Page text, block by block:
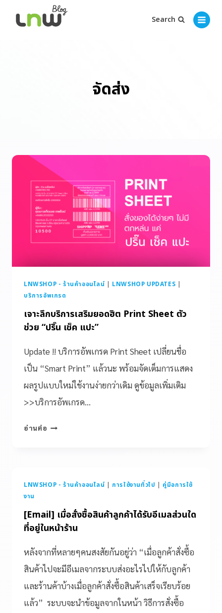
Search
จัดส่ง
LNWSHOP - ร้านค้าออนไลน์ | LNWSHOP UPDATES |
บริการอัพเกรด
เจาะลึกบริการเสริมยอดฮิต Print Sheet ตัว
ช่วย “ปริ๊น เช็ค แปะ”
Update !! บริการอัพเกรด Print Sheet เปลี่ยนชื่อ
เป็น “Smart Print” แล้วนะ พร้อมจัดเต็มการแสดง
ผลรูปแบบใหม่ใช้งานง่ายกว่าเดิม ดูข้อมูลเพิ่มเติม
>>บริการอัพเกรด…
อ่านต่อ
LNWSHOP - ร้านค้าออนไลน์ | การใช้งานทั่วไป | คู่มือการใช้
งาน
[Email] เมื่อสั่งซื้อสินค้าลูกค้าได้รับอีเมลส่วนใด
ที่อยู่ในหน้าร้าน
หลังจากที่หลายๆคนสงสัยกันอยู่ว่า “เมื่อลูกค้าสั่งซื้อ
สินค้าไปจะมีอีเมลจากระบบส่งอะไรไปให้กับลูกค้า
และร้านค้าบ้างเมื่อลูกค้าสั่งซื้อสินค้าเสร็จเรียบร้อย
แล้ว” ระบบจะนำข้อมูลจากในหน้า วิธีการสั่งซื้อ